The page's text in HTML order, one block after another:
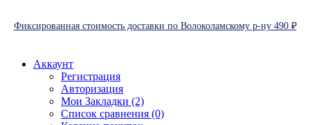
Фиксированная стоимость доставки по Волоколамскому р-ну 490 ₽
Аккаунт
Регистрация
Авторизация
Мои Закладки (2)
Список сравнения (0)